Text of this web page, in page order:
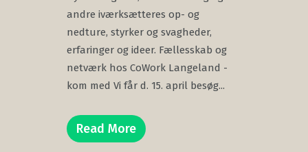
andre iværksætteres op- og
nedture, styrker og svagheder,
erfaringer og ideer. Fællesskab og
netværk hos CoWork Langeland -
kom med Vi får d. 15. april besøg...
Read More